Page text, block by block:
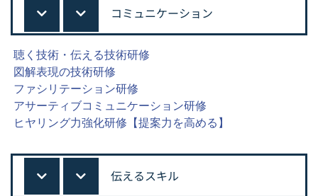
コミュニケーション
聴く技術・伝える技術研修
図解表現の技術研修
ファシリテーション研修
アサーティブコミュニケーション研修
ヒヤリング力強化研修【提案力を高める】
伝えるスキル